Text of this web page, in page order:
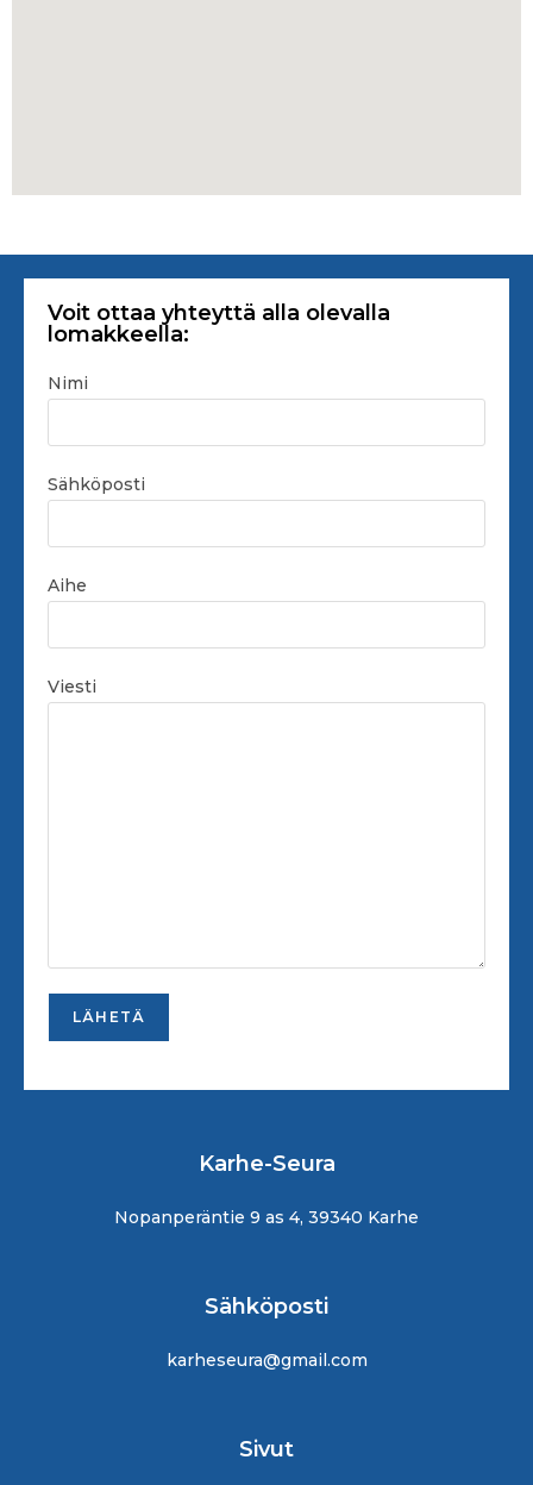
Voit ottaa yhteyttä alla olevalla
lomakkeella:
Nimi
Sähköposti
Aihe
Viesti
Karhe-Seura
Nopanperäntie 9 as 4, 39340 Karhe
Sähköposti
karheseura@gmail.com
Sivut